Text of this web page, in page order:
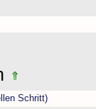
Schritt)